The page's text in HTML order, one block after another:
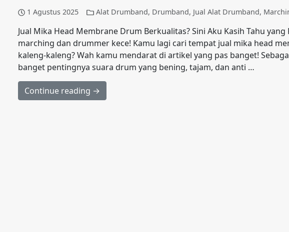
1 Agustus 2025 Alat Drumband, Drumband, Jual Alat Drumband,
Jual Mika Head Membrane Drum Berkualitas? Sini Aku Kasih Tahu
marching dan drummer kece! Kamu lagi cari tempat jual mika head
kaleng-kaleng? Wah kamu mendarat di artikel yang pas banget!
banget pentingnya suara drum yang bening, tajam, dan anti …
Continue reading →